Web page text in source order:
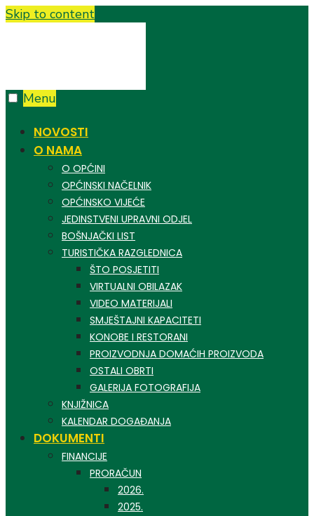
Skip to content
Menu
NOVOSTI
O NAMA
O OPĆINI
OPĆINSKI NAČELNIK
OPĆINSKO VIJEĆE
JEDINSTVENI UPRAVNI ODJEL
BOŠNJAČKI LIST
TURISTIČKA RAZGLEDNICA
ŠTO POSJETITI
VIRTUALNI OBILAZAK
VIDEO MATERIJALI
SMJEŠTAJNI KAPACITETI
KONOBE I RESTORANI
PROIZVODNJA DOMAĆIH PROIZVODA
OSTALI OBRTI
GALERIJA FOTOGRAFIJA
KNJIŽNICA
KALENDAR DOGAĐANJA
DOKUMENTI
FINANCIJE
PRORAČUN
2026.
2025.